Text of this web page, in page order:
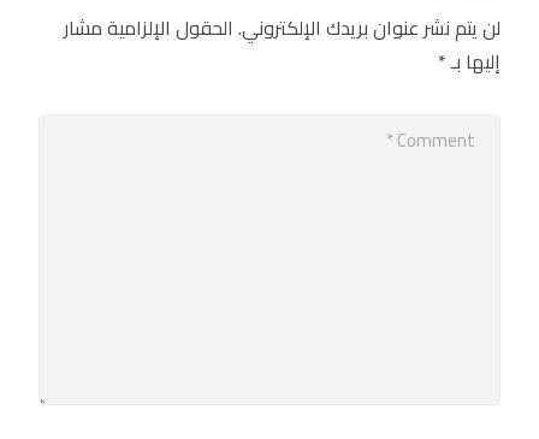
لن يتم نشر عنوان بريدك الإلكتروني. الحقول الإلزامية مشار
إليها بـ*